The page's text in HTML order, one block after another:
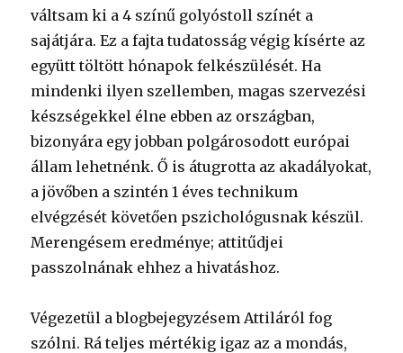
váltsam ki a 4 színű golyóstoll színét a
sajátjára. Ez a fajta tudatosság végig kísérte az
együtt töltött hónapok felkészülését. Ha
mindenki ilyen szellemben, magas szervezési
készségekkel élne ebben az országban,
bizonyára egy jobban polgárosodott európai
állam lehetnénk. Ő is átugrotta az akadályokat,
a jövőben a szintén 1 éves technikum
elvégzését követően pszichológusnak készül.
Merengésem eredménye; attitűdjei
passzolnának ehhez a hivatáshoz.
Végezetül a blogbejegyzésem Attiláról fog
szólni. Rá teljes mértékig igaz az a mondás,